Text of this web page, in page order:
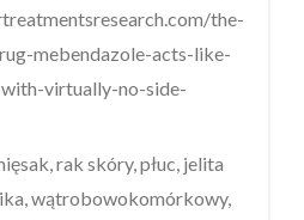
the-
mebendazole-acts-like-
virtually-no-side-
rak skóry, płuc, jelita
wątrobowokomórkowy,